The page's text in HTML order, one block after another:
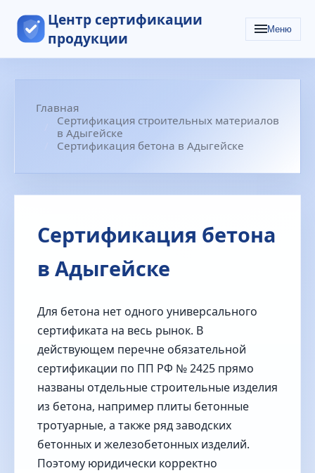
Центр сертификации
продукции
Меню
Главная
Сертификация строительных материалов
в Адыгейске
Сертификация бетона в Адыгейске
Сертификация бетона
в Адыгейске
Для бетона нет одного универсального
сертификата на весь рынок. В
действующем перечне обязательной
сертификации по ПП РФ № 2425 прямо
названы отдельные строительные изделия
из бетона, например плиты бетонные
тротуарные, а также ряд заводских
бетонных и железобетонных изделий.
Поэтому юридически корректно